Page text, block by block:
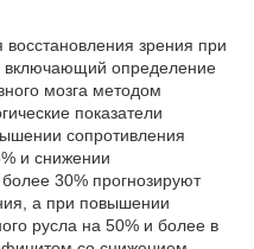
восстановления зрения при
включающий определение
мозга методом
показатели
сопротивления
и снижении
30% прогнозируют
а при повышении
русла на 50% и более в